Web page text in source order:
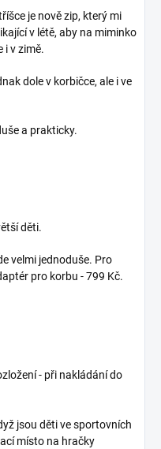
je nově zip, který mi
v létě, aby na miminko
i v zimě.
dole v korbičce, ale i ve
a prakticky.
děti.
velmi jednoduše. Pro
pro korbu - 799 Kč.
- při nakládání do
jsou děti ve sportovních
místo na hračky